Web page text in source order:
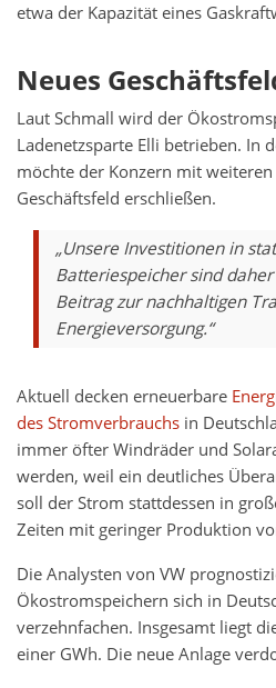
etwa der Kapazität eines
Neues
Laut Schmall wird der
Ladenetzsparte Elli betrieben. In
möchte der Konzern mit
Geschäftsfeld erschließen.
„Unsere Investitionen in
Batteriespeicher sind
Beitrag zur nachhaltigen
Energieversorgung.“
Aktuell decken erneuerbare
des Stromverbrauchs in
immer öfter Windräder und
werden, weil ein deutliches
soll der Strom stattdessen in
Zeiten mit geringer Produktion
Die Analysten von VW
Ökostromspeichern sich in
verzehnfachen. Insgesamt liegt
einer GWh. Die neue Anlage